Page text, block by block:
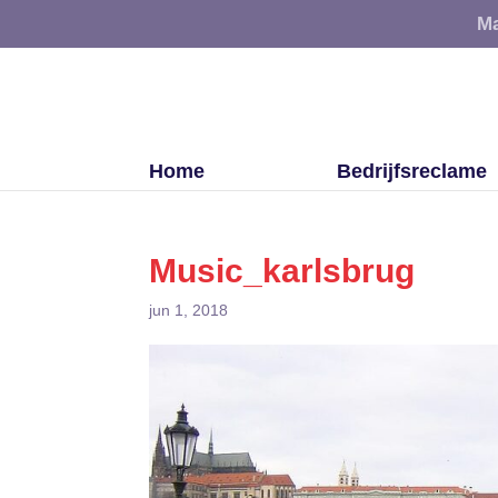
Home Bedrijfsreclame
Music_karlsbrug
jun 1, 2018